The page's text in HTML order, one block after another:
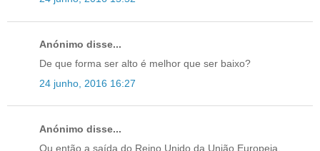
Anónimo disse...
De que forma ser alto é melhor que ser baixo?
24 junho, 2016 16:27
Anónimo disse...
Ou então a saída do Reino Unido da União Europeia.